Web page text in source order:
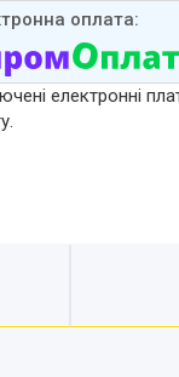
електронні